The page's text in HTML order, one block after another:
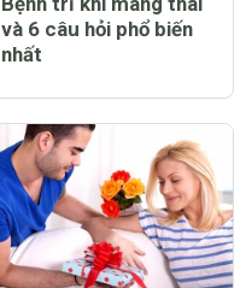
và 6 câu hỏi phổ biến
nhất